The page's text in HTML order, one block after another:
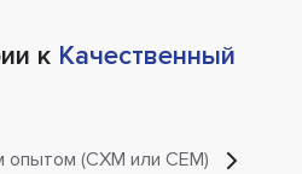
к Качественный
(CXM или CEM)